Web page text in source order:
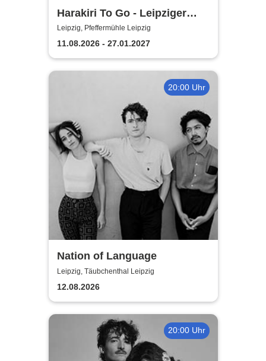
Harakiri To Go - Leipziger
Pfeffermühle
Leipzig, Pfeffermühle Leipzig
11.08.2026 - 27.01.2027
20:00 Uhr
Nation of Language
Leipzig, Täubchenthal Leipzig
12.08.2026
20:00 Uhr